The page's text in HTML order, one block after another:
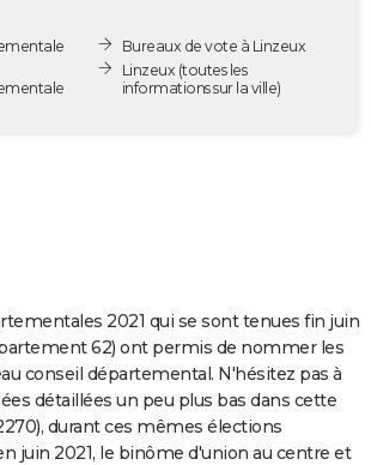
Bureaux de vote à Linzeux
Linzeux (toutes les
informations sur la ville)
2021 qui se sont tenues fin juin
62) ont permis de nommer les
conseil départemental. N'hésitez pas à
détaillées un peu plus bas dans cette
durant ces mêmes élections
juin 2021, le binôme d'union au centre et